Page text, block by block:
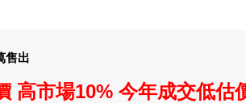
售出
高市場10% 今年成交低估